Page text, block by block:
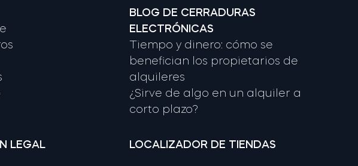
BLOG DE CERRADURAS
ELECTRÓNICAS
Tiempo y dinero: cómo se
benefician los propietarios de
alquileres
¿Sirve de algo en un alquiler a
corto plazo?
LEGAL LOCALIZADOR DE TIENDAS